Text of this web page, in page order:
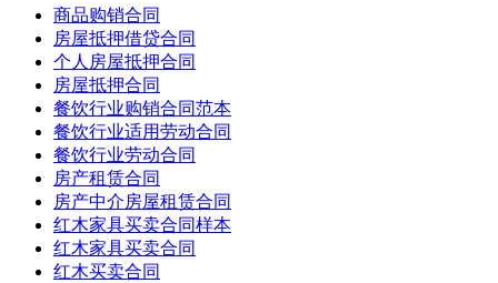
商品购销合同
房屋抵押借贷合同
个人房屋抵押合同
房屋抵押合同
餐饮行业购销合同范本
餐饮行业适用劳动合同
餐饮行业劳动合同
房产租赁合同
房产中介房屋租赁合同
红木家具买卖合同样本
红木家具买卖合同
红木买卖合同